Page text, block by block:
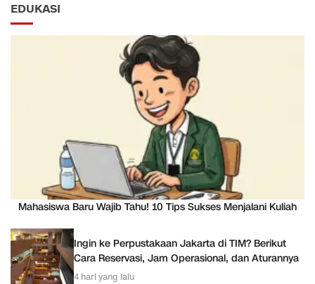
EDUKASI
Mahasiswa Baru Wajib Tahu! 10 Tips Sukses Menjalani Kuliah
Ingin ke Perpustakaan Jakarta di TIM? Berikut
Cara Reservasi, Jam Operasional, dan Aturannya
4 hari yang lalu